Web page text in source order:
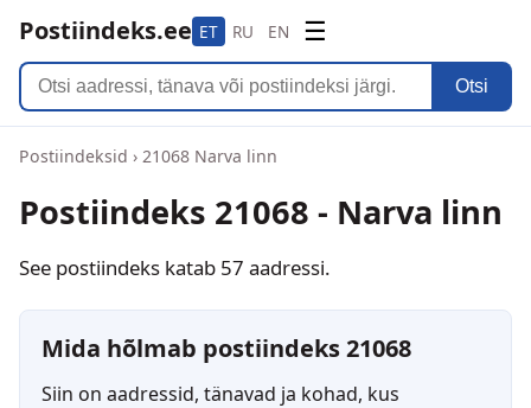
Postiindeks.ee ET RU EN ☰
Otsi
Postiindeksid › 21068 Narva linn
Postiindeks 21068 - Narva linn
See postiindeks katab 57 aadressi.
Mida hõlmab postiindeks 21068
Siin on aadressid, tänavad ja kohad, kus